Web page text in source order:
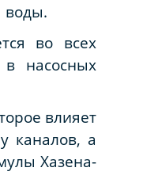
воды.
во всех
насосных
влияет
каналов, а
Хазена-